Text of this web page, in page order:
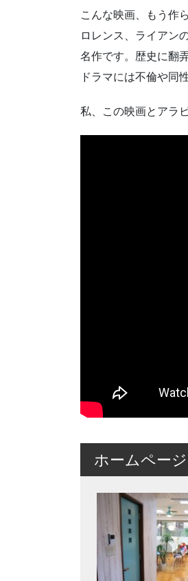
こんな映画、もう作
ロレンス、ライアン
名作です。歴史に翻
ドラマには不倫や同
私、この映画とアラ
ホームペー